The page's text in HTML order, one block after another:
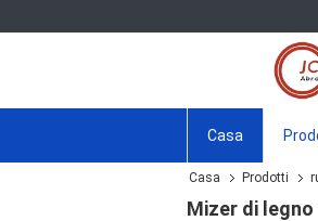
Casa
Casa Prodotti
Mizer di